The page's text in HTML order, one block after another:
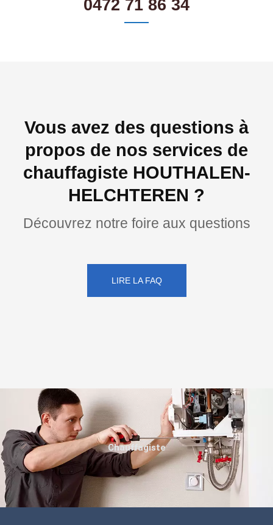
0472 71 86 34
Vous avez des questions à
propos de nos services de
chauffagiste HOUTHALEN-
HELCHTEREN ?
Découvrez notre foire aux questions
LIRE LA FAQ
Chauffagiste